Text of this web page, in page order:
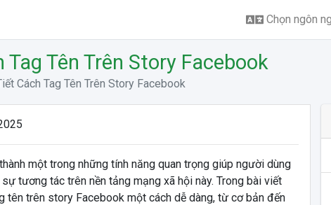
Chọn ngôn
Tên Trên Story Facebook
Cách Tag Tên Trên Story Facebook
một trong những tính năng quan trọng giúp người dùng
tương tác trên nền tảng mạng xã hội này. Trong bài viết
tên trên story Facebook một cách dễ dàng, từ cơ bản đến